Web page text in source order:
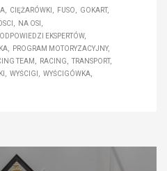
CIĘŻARÓWKI FUSO
GOKART
NA OSI
ODPOWIEDZI EKSPERTÓW
PROGRAM MOTORYZACYJNY
TEAM RACING
TRANSPORT
WYŚCIGI WYŚCIGÓWKA